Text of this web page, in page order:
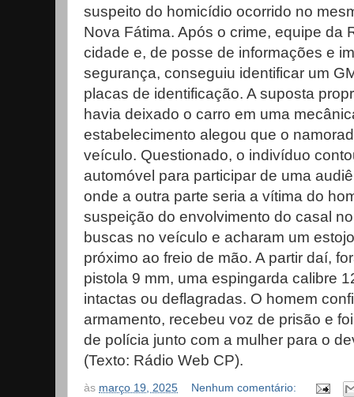
suspeito do homicídio ocorrido no
Nova Fátima. Após o crime, equipe da
cidade e, de posse de informações e
segurança, conseguiu identificar um
placas de identificação. A suposta
havia deixado o carro em uma
estabelecimento alegou que o
veículo. Questionado, o indivíduo
automóvel para participar de uma
onde a outra parte seria a vítima do
suspeição do envolvimento do casal
buscas no veículo e acharam um
próximo ao freio de mão. A partir daí,
pistola 9 mm, uma espingarda calibre
intactas ou deflagradas. O homem
armamento, recebeu voz de prisão e
de polícia junto com a mulher para o
(Texto: Rádio Web CP).
às março 19, 2025 Nenhum comentário: